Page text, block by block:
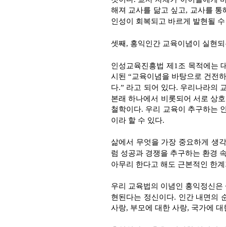
해져 교사를 닮고 싶고, 교사를
인성이 회복되고 바르게 발현될
셋째, 홍익인간 교육이념이 실현
인성교육진흥법 제1조 목적에는
시된 “교육이념을 바탕으로 건전
다.” 라고 되어 있다. 우리나라의
본래 하나에서 비롯되어 서로 상
철학이다. 우리 교육이 추구하는
이라 할 수 있다.
삶에서 무엇을 가장 중요하게 생
럼 성공과 경쟁을 추구하는 환경
아무리 한다고 해도 근본적인 한
우리 교육법의 이념인 홍익정신
현된다는 정신이다. 인간 내면의
사랑, 부모에 대한 사랑, 국가에